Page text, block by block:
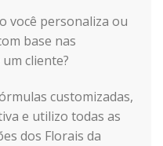
você personaliza ou
base nas
cliente?
customizadas,
e utilizo todas as
dos Florais da